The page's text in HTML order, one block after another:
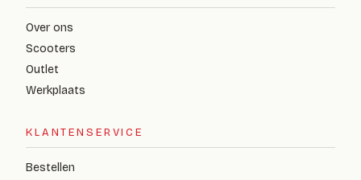
Over ons
Scooters
Outlet
Werkplaats
KLANTENSERVICE
Bestellen